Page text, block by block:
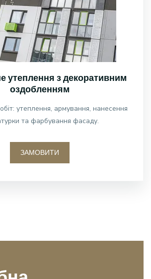
утеплення з декоративним
оздобленням
утеплення, армування, нанесення
та фарбування фасаду.
ЗАМОВИТИ